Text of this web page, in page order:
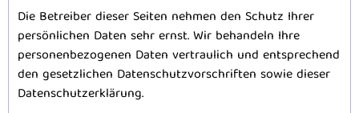
Die Betreiber dieser Seiten nehmen den Schutz Ihrer
persönlichen Daten sehr ernst. Wir behandeln Ihre
personenbezogenen Daten vertraulich und entsprechend
den gesetzlichen Datenschutzvorschriften sowie dieser
Datenschutzerklärung.